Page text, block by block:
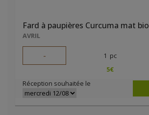
Fard à paupières Curcuma mat bio
AVRIL
- 1 pc
5€
Réception souhaitée le